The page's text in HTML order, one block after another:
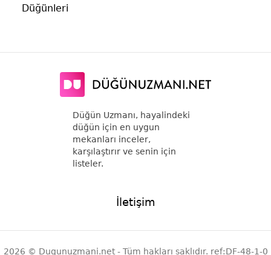
Düğünleri
Düğün Uzmanı, hayalindeki
düğün için en uygun
mekanları inceler,
karşılaştırır ve senin için
listeler.
İletişim
2026 © Dugunuzmani.net - Tüm hakları saklıdır. ref:DF-48-1-0